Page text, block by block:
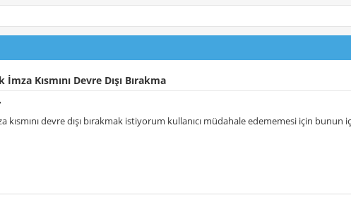
Kısmını Devre Dışı Bırakma
kısmını devre dışı bırakmak istiyorum kullanıcı müdahale edememesi için bunun